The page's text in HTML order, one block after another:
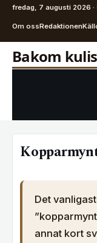
fredag, 7 augusti 2026 ·
Om ossRedaktionen
HoppaBakom
Det
annat kort